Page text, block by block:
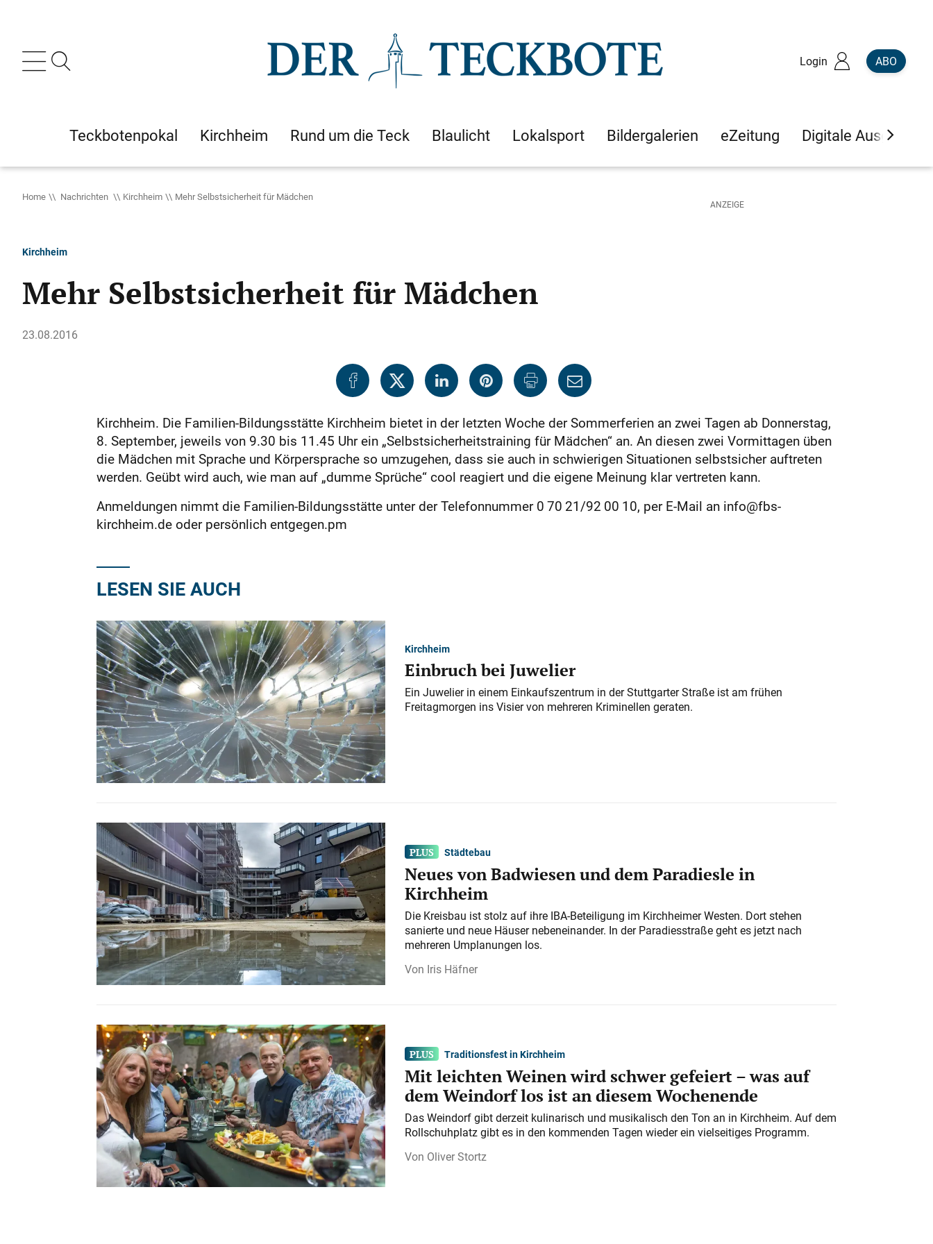
Login ABO
Teckbotenpokal Kirchheim Rund um die Teck Blaulicht Lokalsport Bildergalerien eZeitung Digitale Ausgaben
Home Nachrichten Kirchheim Mehr Selbstsicherheit für Mädchen
Kirchheim
Mehr Selbstsicherheit für Mädchen
23.08.2016
Kirchheim. Die Familien-Bildungsstätte Kirchheim bietet in der letzten Woche der Sommerferien an zwei Tagen ab Donnerstag,
8. September, jeweils von 9.30 bis 11.45 Uhr ein „Selbstsicherheitstraining für Mädchen“ an. An diesen zwei Vormittagen üben
die Mädchen mit Sprache und Körpersprache so umzugehen, dass sie auch in schwierigen Situationen selbstsicher auftreten
werden. Geübt wird auch, wie man auf „dumme Sprüche“ cool reagiert und die eigene Meinung klar vertreten kann.
Anmeldungen nimmt die Familien-Bildungsstätte unter der Telefonnummer 0 70 21/92 00 10, per E-Mail an info@fbs-
kirchheim.de oder persönlich entgegen.pm
LESEN SIE AUCH
Kirchheim
Einbruch bei Juwelier
Ein Juwelier in einem Einkaufszentrum in der Stuttgarter Straße ist am frühen
Freitagmorgen ins Visier von mehreren Kriminellen geraten.
Städtebau
Neues von Badwiesen und dem Paradiesle in
Kirchheim
Die Kreisbau ist stolz auf ihre IBA-Beteiligung im Kirchheimer Westen. Dort stehen
sanierte und neue Häuser nebeneinander. In der Paradiesstraße geht es jetzt nach
mehreren Umplanungen los.
Iris Häfner
Traditionsfest in Kirchheim
Mit leichten Weinen wird schwer gefeiert – was auf
dem Weindorf los ist an diesem Wochenende
Das Weindorf gibt derzeit kulinarisch und musikalisch den Ton an in Kirchheim. Auf dem
Rollschuhplatz gibt es in den kommenden Tagen wieder ein vielseitiges Programm.
Oliver Stortz